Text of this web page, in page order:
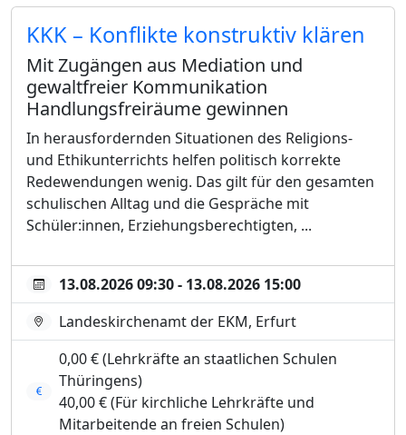
KKK – Konflikte konstruktiv klären
Mit Zugängen aus Mediation und
gewaltfreier Kommunikation
Handlungsfreiräume gewinnen
In herausfordernden Situationen des Religions-
und Ethikunterrichts helfen politisch korrekte
Redewendungen wenig. Das gilt für den gesamten
schulischen Alltag und die Gespräche mit
Schüler:innen, Erziehungsberechtigten, ...
13.08.2026 09:30 - 13.08.2026 15:00
Landeskirchenamt der EKM, Erfurt
0,00 € (Lehrkräfte an staatlichen Schulen
Thüringens)
40,00 € (Für kirchliche Lehrkräfte und
Mitarbeitende an freien Schulen)